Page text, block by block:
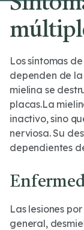
Los síntomas
dependen de
mielina se
placas.La
inactivo, sino
nerviosa. Su
dependientes
Las lesiones
general,